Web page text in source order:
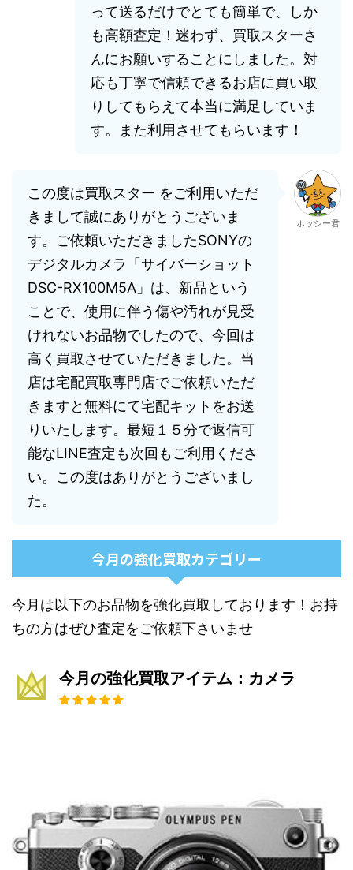
って送るだけでとても簡単で、しか
も高額査定！迷わず、買取スターさ
んにお願いすることにしました。対
応も丁寧で信頼できるお店に買い取
りしてもらえて本当に満足していま
す。また利用させてもらいます！
この度は買取スター をご利用いただ
きまして誠にありがとうございま
す。ご依頼いただきましたSONYの
デジタルカメラ「サイバーショット
DSC-RX100M5A」は、新品という
ことで、使用に伴う傷や汚れが見受
けれないお品物でしたので、今回は
高く買取させていただきました。当
店は宅配買取専門店でご依頼いただ
きますと無料にて宅配キットをお送
りいたします。最短１５分で返信可
能なLINE査定も次回もご利用くださ
い。この度はありがとうございまし
た。
ホッシー君
今月の強化買取カテゴリー
今月は以下のお品物を強化買取しております！お持
ちの方はぜひ査定をご依頼下さいませ
今月の強化買取アイテム：カメラ